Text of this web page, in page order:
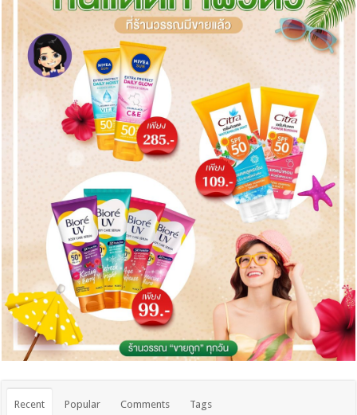
Recent Popular Comments Tags